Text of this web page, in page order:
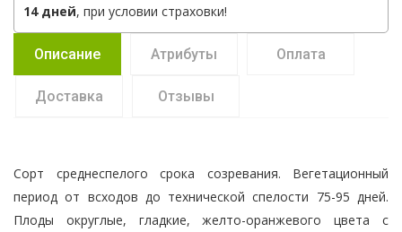
14 дней, при условии страховки!
Описание Атрибуты Оплата
Доставка Отзывы
Сорт среднеспелого срока созревания. Вегетационный
период от всходов до технической спелости 75-95 дней.
Плоды округлые, гладкие, желто-оранжевого цвета с